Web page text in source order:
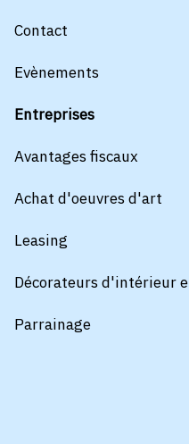
Contact
Evènements
Entreprises
Avantages fiscaux
Achat d'oeuvres d'art
Leasing
Décorateurs d'intérieur
Parrainage